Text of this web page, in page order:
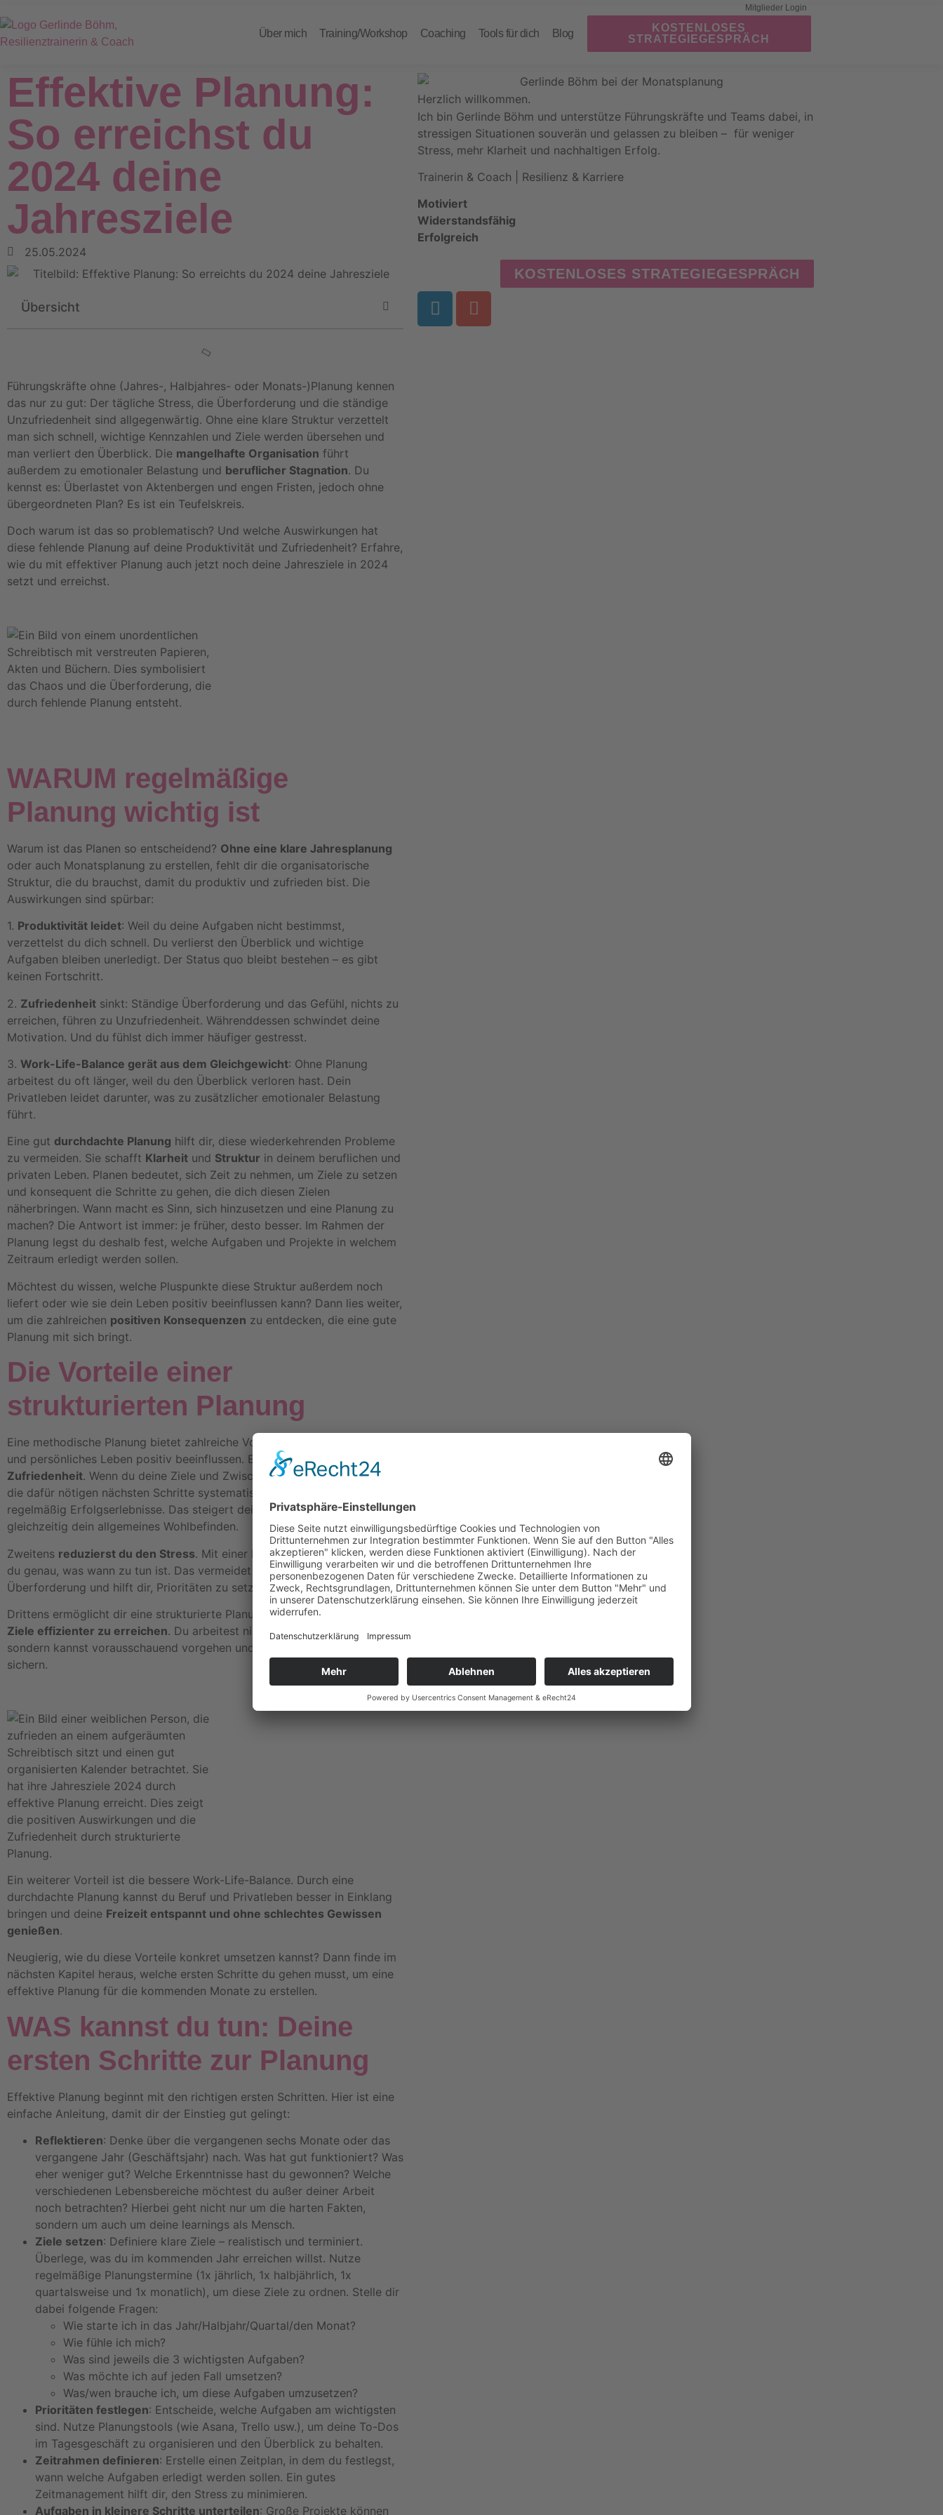
Mitglieder Login
Über mich Training/Workshop Coaching Tools für dich Blog
KOSTENLOSES
STRATEGIEGESPRÄCH
Effektive Planung:
So erreichst du
2024 deine
Jahresziele
25.05.2024
Übersicht
Führungskräfte ohne (Jahres-, Halbjahres- oder Monats-)Planung kennen
das nur zu gut: Der tägliche Stress, die Überforderung und die ständige
Unzufriedenheit sind allgegenwärtig. Ohne eine klare Struktur verzettelt
man sich schnell, wichtige Kennzahlen und Ziele werden übersehen und
man verliert den Überblick. Die mangelhafte Organisation führt
außerdem zu emotionaler Belastung und beruflicher Stagnation. Du
kennst es: Überlastet von Aktenbergen und engen Fristen, jedoch ohne
übergeordneten Plan? Es ist ein Teufelskreis.
Doch warum ist das so problematisch? Und welche Auswirkungen hat
diese fehlende Planung auf deine Produktivität und Zufriedenheit? Erfahre,
wie du mit effektiver Planung auch jetzt noch deine Jahresziele in 2024
setzt und erreichst.
WARUM regelmäßige
Planung wichtig ist
Warum ist das Planen so entscheidend? Ohne eine klare Jahresplanung
oder auch Monatsplanung zu erstellen, fehlt dir die organisatorische
Struktur, die du brauchst, damit du produktiv und zufrieden bist. Die
Auswirkungen sind spürbar:
1. Produktivität leidet: Weil du deine Aufgaben nicht bestimmst,
verzettelst du dich schnell. Du verlierst den Überblick und wichtige
Aufgaben bleiben unerledigt. Der Status quo bleibt bestehen – es gibt
keinen Fortschritt.
2. Zufriedenheit sinkt: Ständige Überforderung und das Gefühl, nichts zu
erreichen, führen zu Unzufriedenheit. Währenddessen schwindet deine
Motivation. Und du fühlst dich immer häufiger gestresst.
3. Work-Life-Balance gerät aus dem Gleichgewicht: Ohne Planung
arbeitest du oft länger, weil du den Überblick verloren hast. Dein
Privatleben leidet darunter, was zu zusätzlicher emotionaler Belastung
führt.
Eine gut durchdachte Planung hilft dir, diese wiederkehrenden Probleme
zu vermeiden. Sie schafft Klarheit und Struktur in deinem beruflichen und
privaten Leben. Planen bedeutet, sich Zeit zu nehmen, um Ziele zu setzen
und konsequent die Schritte zu gehen, die dich diesen Zielen
näherbringen. Wann macht es Sinn, sich hinzusetzen und eine Planung zu
machen? Die Antwort ist immer: je früher, desto besser. Im Rahmen der
Planung legst du deshalb fest, welche Aufgaben und Projekte in welchem
Zeitraum erledigt werden sollen.
Möchtest du wissen, welche Pluspunkte diese Struktur außerdem noch
liefert oder wie sie dein Leben positiv beeinflussen kann? Dann lies weiter,
um die zahlreichen positiven Konsequenzen zu entdecken, die eine gute
Planung mit sich bringt.
Die Vorteile einer
strukturierten Planung
Eine methodische Planung bietet zahlreiche Vorteile, die dein berufliches
und persönliches Leben positiv beeinflussen. Erstens führt sie zu höherer
Zufriedenheit. Wenn du deine Ziele und Zwischenziele klar definierst und
die dafür nötigen nächsten Schritte systematisch verfolgst, spürst du
regelmäßig Erfolgserlebnisse. Das steigert deine Motivation und
gleichzeitig dein allgemeines Wohlbefinden.
Zweitens reduzierst du den Stress. Mit einer klaren Jahresplanung weißt
du genau, was wann zu tun ist. Das vermeidet das Gefühl der
Überforderung und hilft dir, Prioritäten zu setzen.
Drittens ermöglicht dir eine strukturierte Planung, deinestrategischen
Ziele effizienter zu erreichen. Du arbeitest nicht mehr nur reaktiv,
sondern kannst vorausschauend vorgehen und langfristige Erfolge
sichern.
Ein weiterer Vorteil ist die bessere Work-Life-Balance. Durch eine
durchdachte Planung kannst du Beruf und Privatleben besser in Einklang
bringen und deine Freizeit entspannt und ohne schlechtes Gewissen
genießen.
Neugierig, wie du diese Vorteile konkret umsetzen kannst? Dann finde im
nächsten Kapitel heraus, welche ersten Schritte du gehen musst, um eine
effektive Planung für die kommenden Monate zu erstellen.
WAS kannst du tun: Deine
ersten Schritte zur Planung
Effektive Planung beginnt mit den richtigen ersten Schritten. Hier ist eine
einfache Anleitung, damit dir der Einstieg gut gelingt:
Reflektieren: Denke über die vergangenen sechs Monate oder das
vergangene Jahr (Geschäftsjahr) nach. Was hat gut funktioniert? Was
eher weniger gut? Welche Erkenntnisse hast du gewonnen? Welche
verschiedenen Lebensbereiche möchtest du außer deiner Arbeit
noch betrachten? Hierbei geht nicht nur um die harten Fakten,
sondern um auch um deine learnings als Mensch.
Ziele setzen: Definiere klare Ziele – realistisch und terminiert.
Überlege, was du im kommenden Jahr erreichen willst. Nutze
regelmäßige Planungstermine (1x jährlich, 1x halbjährlich, 1x
quartalsweise und 1x monatlich), um diese Ziele zu ordnen. Stelle dir
dabei folgende Fragen:
Wie starte ich in das Jahr/Halbjahr/Quartal/den Monat?
Wie fühle ich mich?
Was sind jeweils die 3 wichtigsten Aufgaben?
Was möchte ich auf jeden Fall umsetzen?
Was/wen brauche ich, um diese Aufgaben umzusetzen?
Prioritäten festlegen: Entscheide, welche Aufgaben am wichtigsten
sind. Nutze Planungstools (wie Asana, Trello usw.), um deine To-Dos
im Tagesgeschäft zu organisieren und den Überblick zu behalten.
Zeitrahmen definieren: Erstelle einen Zeitplan, in dem du festlegst,
wann welche Aufgaben erledigt werden sollen. Ein gutes
Zeitmanagement hilft dir, den Stress zu minimieren.
Aufgaben in kleinere Schritte unterteilen: Große Projekte können
Herzlich willkommen.
Ich bin Gerlinde Böhm und unterstütze Führungskräfte und Teams dabei, in
stressigen Situationen souverän und gelassen zu bleiben – für weniger
Stress, mehr Klarheit und nachhaltigen Erfolg.
Trainerin & Coach | Resilienz & Karriere
Motiviert
Widerstandsfähig
Erfolgreich
KOSTENLOSES STRATEGIEGESPRÄCH